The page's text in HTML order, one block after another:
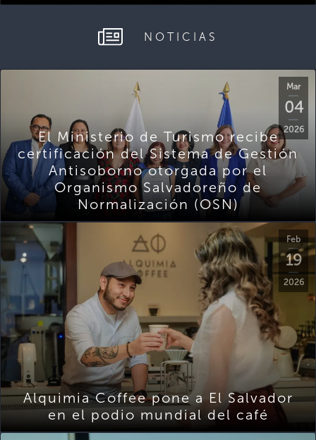
NOTICIAS
Mar
04
2026
El Ministerio de Turismo recibe
certificación del Sistema de Gestión
Antisoborno otorgada por el
Organismo Salvadoreño de
Normalización (OSN)
Feb
19
2026
Alquimia Coffee pone a El Salvador
en el podio mundial del café